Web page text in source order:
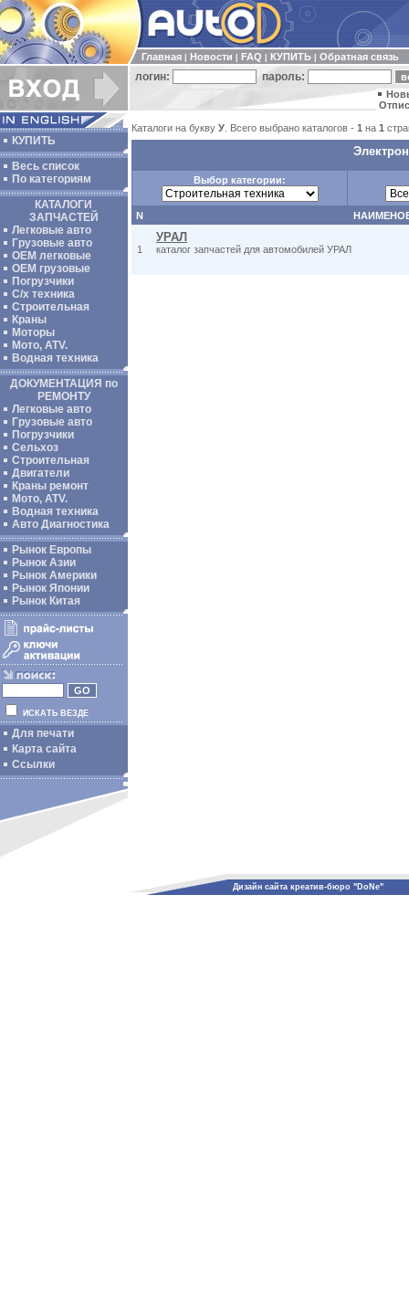
Главная Новости FAQ КУПИТЬ Обратная связь
логин: пароль:
КУПИТЬ
Весь список
По категориям
КАТАЛОГИ
ЗАПЧАСТЕЙ
Легковые авто
Грузовые авто
ОЕМ легковые
OEM грузовые
Погрузчики
С/х техника
Строительная
Краны
Моторы
Мото, ATV.
Водная техника
ДОКУМЕНТАЦИЯ по
РЕМОНТУ
Легковые авто
Грузовые авто
Погрузчики
Сельхоз
Строительная
Двигатели
Краны ремонт
Мото, ATV.
Водная техника
Авто Диагностика
Рынок Европы
Рынок Азии
Рынок Америки
Рынок Японии
Рынок Китая
ИСКАТЬ ВЕЗДЕ
Для печати
Карта сайта
Ссылки
Каталоги на букву У . Всего выбрано каталогов - 1 на 1
Выбор категории:
N
1
УРАЛ
каталог запчастей для автомобилей УРАЛ
Дизайн сайта креатив-бюро "DoNe"